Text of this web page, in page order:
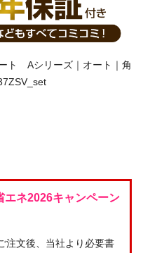
エネ2026キャンペーン
注文後、当社より必要書